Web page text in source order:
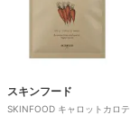
スキンフード
SKINFOOD キャロットカロテ